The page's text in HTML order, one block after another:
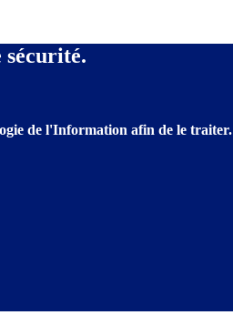
sécurité.
de l'Information afin de le traiter.